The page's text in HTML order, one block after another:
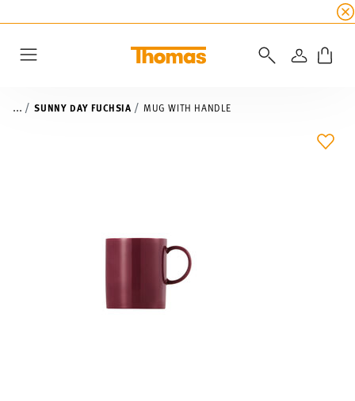
☀️ Up to 45% discount on all
LOGIN
... SUNNY DAY FUCHSIA MUG WITH HANDLE
ADD